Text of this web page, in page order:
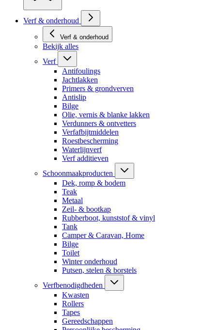
Verf & onderhoud
Verf & onderhoud
Bekijk alles
Verf
Antifoulings
Jachtlakken
Primers & grondverven
Antislip
Bilge
Olie, vernis & blanke lakken
Verdunners & ontvetters
Verfafbijtmiddelen
Roestbescherming
Waterlijnverf
Verf additieven
Schoonmaakproducten
Dek, romp & bodem
Teak
Metaal
Zeil- & bootkap
Rubberboot, kunststof & vinyl
Tank
Camper & Caravan, Home
Bilge
Toilet
Winter onderhoud
Putsen, stelen & borstels
Verfbenodigdheden
Kwasten
Rollers
Tapes
Gereedschappen